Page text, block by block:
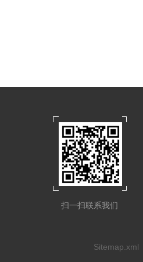
扫一扫联系我们
Sitemap.xml